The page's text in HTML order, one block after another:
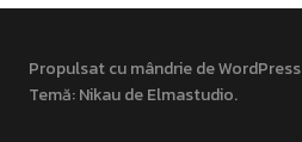
Propulsat cu mândrie de WordPress
Temă: Nikau deElmastudio.